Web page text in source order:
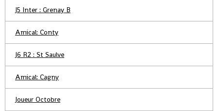
J5 Inter : Grenay B
Amical: Conty
J6 R2 : St Saulve
Amical: Cagny
Joueur Octobre